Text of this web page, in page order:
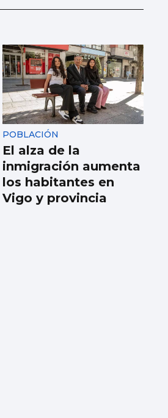
POBLACIÓN
El alza de la
inmigración aumenta
los habitantes en
Vigo y provincia